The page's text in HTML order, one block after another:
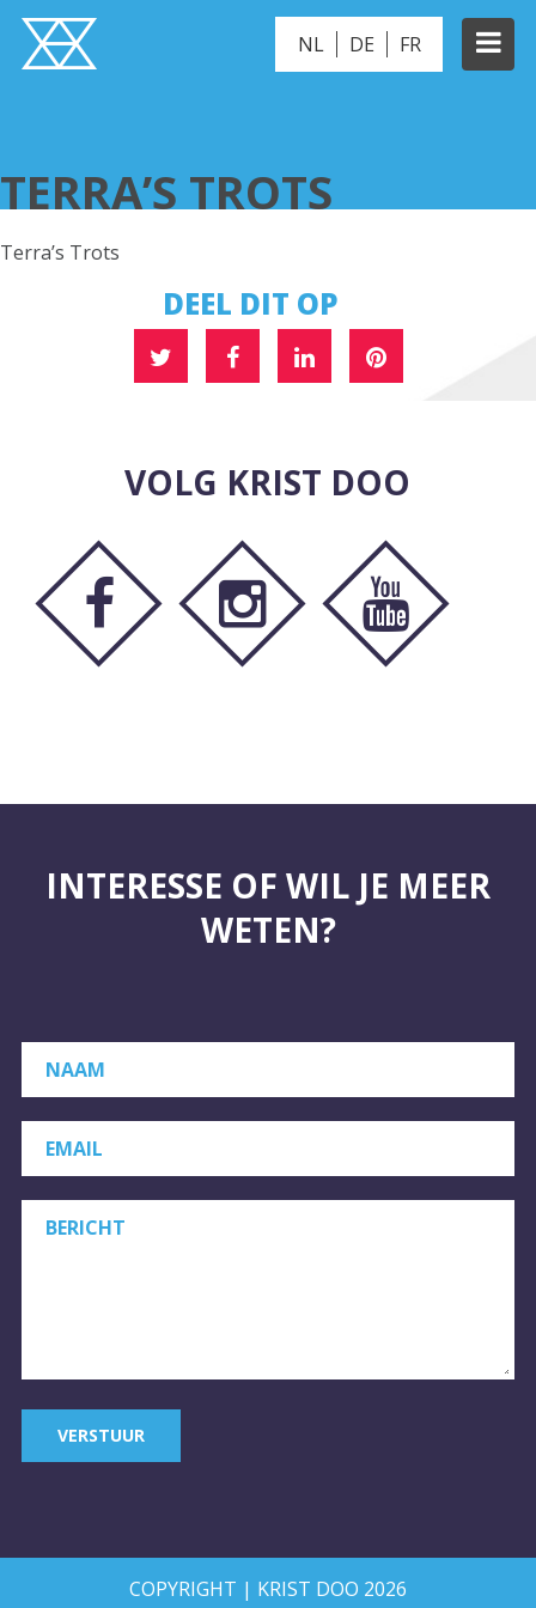
NL DE FR
TERRA’S TROTS
Terra’s Trots
DEEL DIT OP
VOLG KRIST DOO
INTERESSE OF WIL JE MEER
WETEN?
VERSTUUR
COPYRIGHT | KRIST DOO 2026